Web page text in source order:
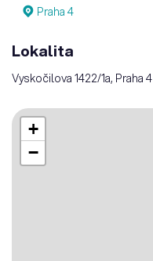
Praha 4
Lokalita
Vyskočilova 1422/1a, Praha 4
+
−